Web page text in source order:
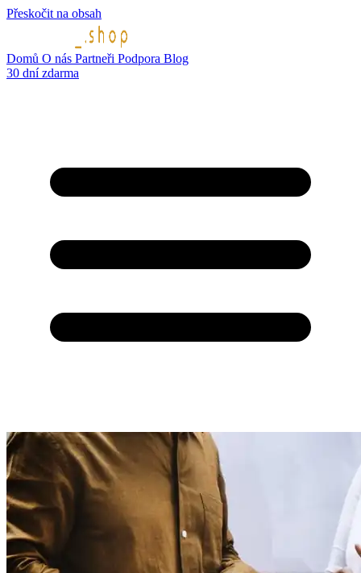
Přeskočit na obsah
Domů O nás Partneři Podpora Blog
30 dní zdarma